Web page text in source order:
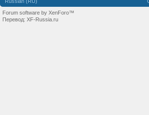
Forum software by XenForo™
Перевод: XF-Russia.ru